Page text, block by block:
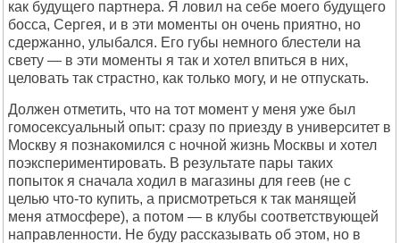
как будущего партнера. Я ловил на себе моего будущего
босса, Сергея, и в эти моменты он очень приятно, но
сдержанно, улыбался. Его губы немного блестели на
свету — в эти моменты я так и хотел впиться в них,
целовать так страстно, как только могу, и не отпускать.
Должен отметить, что на тот момент у меня уже был
гомосексуальный опыт: сразу по приезду в университет в
Москву я познакомился с ночной жизнь Москвы и хотел
поэкспериментировать. В результате пары таких
попыток я сначала ходил в магазины для геев (не с
целью что-то купить, а присмотреться к так манящей
меня атмосфере), а потом — в клубы соответствующей
направленности. Не буду рассказывать об этом, но в